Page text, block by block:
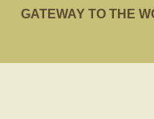
GATEWAY TO THE